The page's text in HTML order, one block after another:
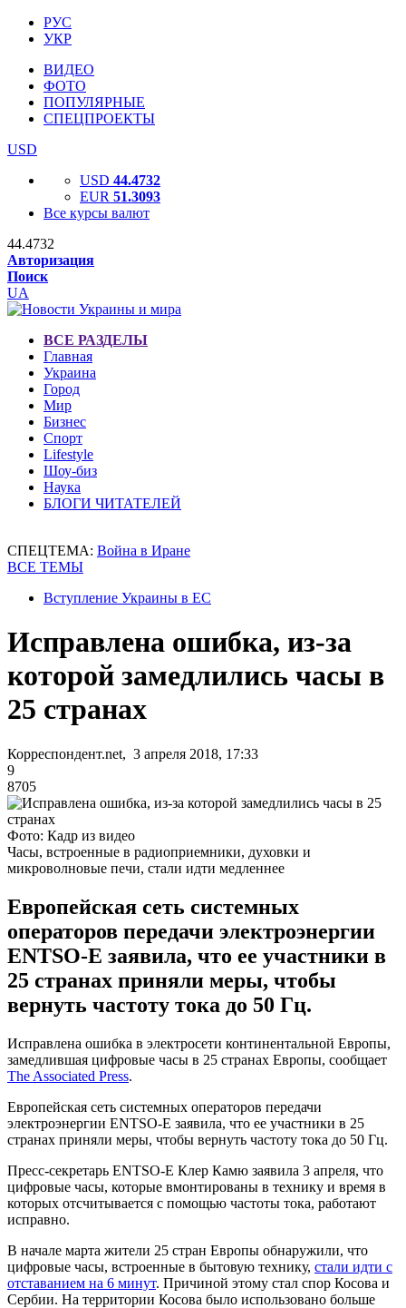
РУС
УКР
ВИДЕО
ФОТО
ПОПУЛЯРНЫЕ
СПЕЦПРОЕКТЫ
USD
USD 44.4732
EUR 51.3093
Все курсы валют
44.4732
Авторизация
Поиск
UA
ВСЕ РАЗДЕЛЫ
Главная
Украина
Город
Мир
Бизнес
Спорт
Lifestyle
Шоу-биз
Наука
БЛОГИ ЧИТАТЕЛЕЙ
СПЕЦТЕМА: Война в Иране
ВСЕ ТЕМЫ
Вступление Украины в ЕС
Исправлена ошибка, из-за
которой замедлились часы в
25 странах
Корреспондент.net, 3 апреля 2018, 17:33
9
8705
Фото: Кадр из видео
Часы, встроенные в радиоприемники, духовки и
микроволновые печи, стали идти медленнее
Европейская сеть системных
операторов передачи электроэнергии
ENTSO-E заявила, что ее участники в
25 странах приняли меры, чтобы
вернуть частоту тока до 50 Гц.
Исправлена ошибка в электросети континентальной Европы,
замедлившая цифровые часы в 25 странах Европы, сообщает
The Associated Press.
Европейская сеть системных операторов передачи
электроэнергии ENTSO-E заявила, что ее участники в 25
странах приняли меры, чтобы вернуть частоту тока до 50 Гц.
Пресс-секретарь ENTSO-E Клер Камю заявила 3 апреля, что
цифровые часы, которые вмонтированы в технику и время в
которых отсчитывается с помощью частоты тока, работают
исправно.
В начале марта жители 25 стран Европы обнаружили, что
цифровые часы, встроенные в бытовую технику, стали идти с
отставанием на 6 минут. Причиной этому стал спор Косова и
Сербии. На территории Косова было использовано больше